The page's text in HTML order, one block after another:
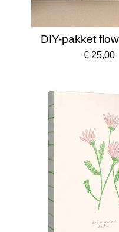
DIY-pakket
€ 25,00